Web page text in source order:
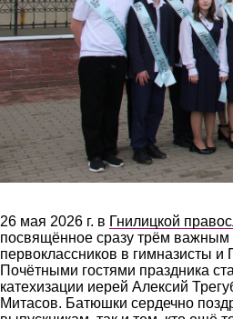
26 мая 2026 г. в Гнилицкой
посвящённое сразу трём
первоклассников в гимназисты и
Почётными гостями праздника
катехизации иерей Алексий
Митасов. Батюшки сердечно